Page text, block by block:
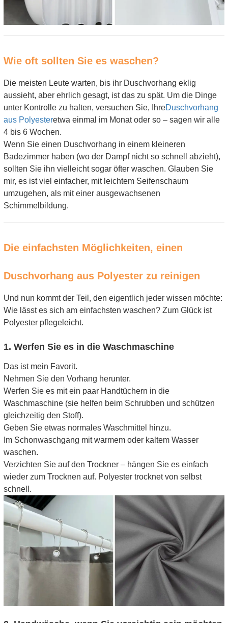
Wie oft sollten Sie es waschen?
Die meisten Leute warten, bis ihr Duschvorhang eklig
aussieht, aber ehrlich gesagt, ist das zu spät. Um die Dinge
unter Kontrolle zu halten, versuchen Sie, IhreDuschvorhang
aus Polyesteretwa einmal im Monat oder so – sagen wir alle
4 bis 6 Wochen.
Wenn Sie einen Duschvorhang in einem kleineren
Badezimmer haben (wo der Dampf nicht so schnell abzieht),
sollten Sie ihn vielleicht sogar öfter waschen. Glauben Sie
mir, es ist viel einfacher, mit leichtem Seifenschaum
umzugehen, als mit einer ausgewachsenen
Schimmelbildung.
Die einfachsten Möglichkeiten, einen
Duschvorhang aus Polyester zu reinigen
Und nun kommt der Teil, den eigentlich jeder wissen möchte:
Wie lässt es sich am einfachsten waschen? Zum Glück ist
Polyester pflegeleicht.
1. Werfen Sie es in die Waschmaschine
Das ist mein Favorit.
Nehmen Sie den Vorhang herunter.
Werfen Sie es mit ein paar Handtüchern in die
Waschmaschine (sie helfen beim Schrubben und schützen
gleichzeitig den Stoff).
Geben Sie etwas normales Waschmittel hinzu.
Im Schonwaschgang mit warmem oder kaltem Wasser
waschen.
Verzichten Sie auf den Trockner – hängen Sie es einfach
wieder zum Trocknen auf. Polyester trocknet von selbst
schnell.